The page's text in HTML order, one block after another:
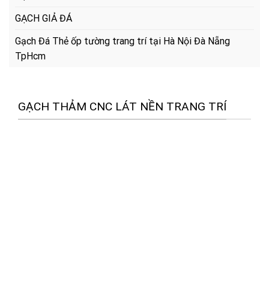
GẠCH GIẢ ĐÁ
Gạch Đá Thẻ ốp tường trang trí tại Hà Nội Đà Nẵng
TpHcm
GẠCH THẢM CNC LÁT NỀN TRANG TRÍ